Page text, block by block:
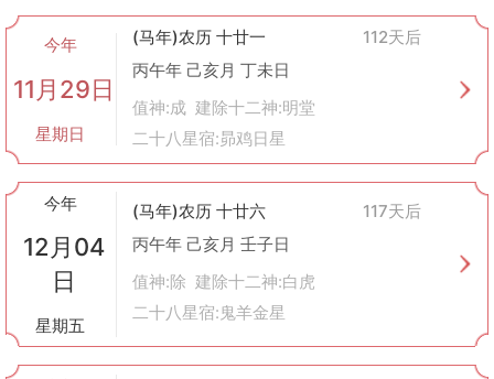
今年
11月29日
星期日
(马年)农历 十廿一
112天后
丙午年 己亥月 丁未日
值神:成 建除十二神:明堂
二十八星宿:昴鸡日星
今年
12月04
日
星期五
(马年)农历 十廿六
117天后
丙午年 己亥月 壬子日
值神:除 建除十二神:白虎
二十八星宿:鬼羊金星